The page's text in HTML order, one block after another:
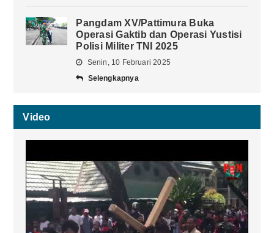
Pangdam XV/Pattimura Buka
Operasi Gaktib dan Operasi Yustisi
Polisi Militer TNI 2025
Senin, 10 Februari 2025
Selengkapnya
Video